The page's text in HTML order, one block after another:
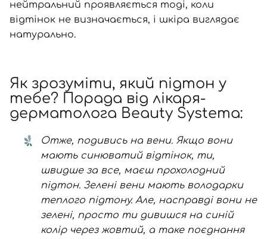
нейтральний проявляється тоді, коли
відтінок не визначається, і шкіра виглядає
натурально.
Як зрозуміти, який підтон у
тебе? Порада від лікаря-
дерматолога Beauty Systema:
Отже, подивись на вени. Якщо вони
мають синюватий відтінок, ти,
швидше за все, маєш прохолодний
підтон. Зелені вени мають володарки
теплого підтону. Але, насправді вони не
зелені, просто ти дивишся на синій
колір через жовтий, а таке поєднання